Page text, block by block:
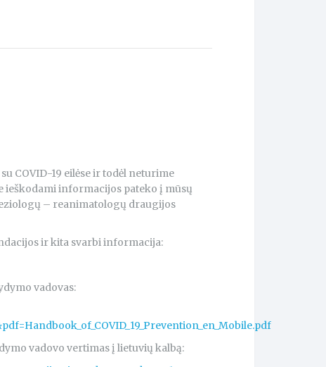
COVID-19 eilėse ir todėl neturime
informacijos pateko į mūsų
– reanimatologų draugijos
ir kita svarbi informacija:
vadovas:
vadovo vertimas į lietuvių kalbą: